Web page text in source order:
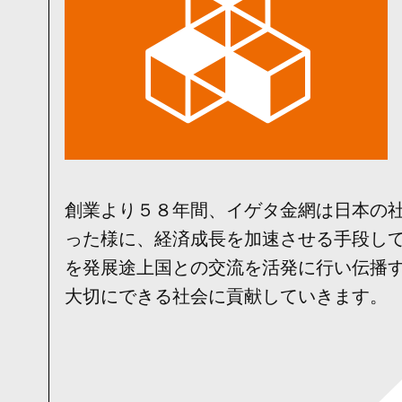
創業より５８年間、イゲタ金網は日本の
った様に、経済成長を加速させる手段し
を発展途上国との交流を活発に行い伝播
大切にできる社会に貢献していきます。